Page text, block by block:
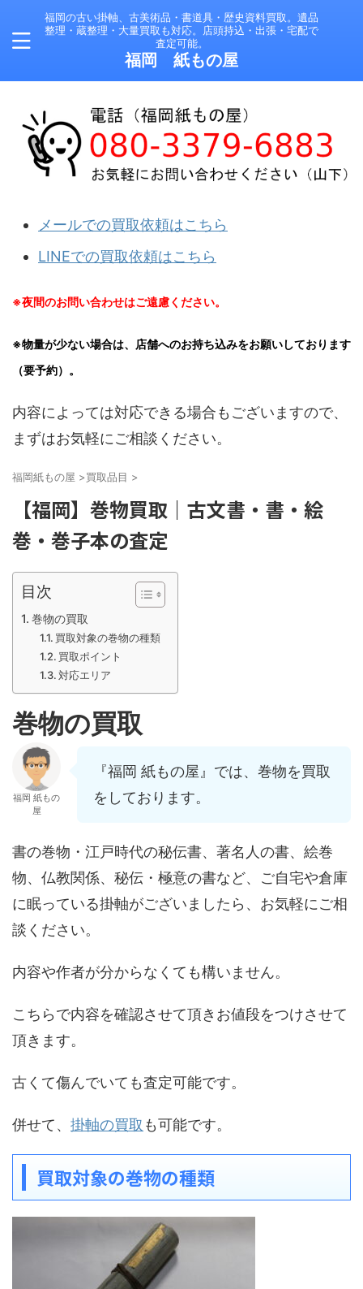
福岡の古い掛軸、古美術品・書道具・歴史資料買取。遺品
整理・蔵整理・大量買取も対応。店頭持込・出張・宅配で
査定可能。
福岡 紙もの屋
メールでの買取依頼はこちら
LINEでの買取依頼はこちら
※夜間のお問い合わせはご遠慮ください。
※物量が少ない場合は、店舗へのお持ち込みをお願いしております
（要予約）。
内容によっては対応できる場合もございますので、
まずはお気軽にご相談ください。
福岡紙もの屋 >買取品目 >
【福岡】巻物買取｜古文書・書・絵
巻・巻子本の査定
目次
巻物の買取
買取対象の巻物の種類
買取ポイント
対応エリア
巻物の買取
福岡 紙もの
屋
『福岡 紙もの屋』では、巻物を買取
をしております。
書の巻物・江戸時代の秘伝書、著名人の書、絵巻
物、仏教関係、秘伝・極意の書など、ご自宅や倉庫
に眠っている掛軸がございましたら、お気軽にご相
談ください。
内容や作者が分からなくても構いません。
こちらで内容を確認させて頂きお値段をつけさせて
頂きます。
古くて傷んでいても査定可能です。
併せて、 掛軸の買取 も可能です。
買取対象の巻物の種類